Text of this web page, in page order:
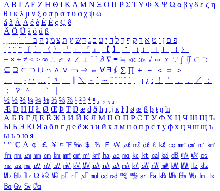
Α Β ΓΔ Ε Ζ Η Θ Ι ΚΛ Μ Ν Ξ Ο Π Ρ Σ ΤΥ Φ Χ Ψ Ω α β γ δ ε ζ η
θ ι κ λ μ ν ξ ο π ρ σ τ υ φ χ ψ ω
á à Á À é è É È ç Ç ê
Ä Ö Ü ä ö ü ß
ִֶֹ ֻּ ׁׂ פ ם ן ו ט א ר ק ף ך ל ח י ע כ ג ד ש ץ ת צ מ נ ה ב
‘ ’ “ ” 〔 〕 〈 〉 「 」 『 』 【 】 ＂ （ ） ［ ］ ｛ ｝
± × ÷ ≠ ≤ ≥ ∞ ∴ ♂ ♀ ∠ ⊥ ⌒ ∂ ∇ ≡ ≒ ≪ ≫ √ ∽ ∝ ∵ ∫ ∬ ∈ ∋
⊆ ⊇ ⊂ ⊃ ∪ ∩ ∧ ∨ ￢ ⇒ ⇔ ∀ ∃ ∮ ∑ ∏ ＋ － ＜ ＝
＞
、
。 · ‥ … ¨ 〃 ― ＼ ∼ ´ ～ ˇ ˘ ˝ ˚ ˙ ¸ ¡ ¿ ː ！ ＇ ， ． ／
：
；
？ ＾ ｀
½ ⅓ ⅔ ¼ ¾ ⅛ ⅜ ⅝ ⅞ ¹ ² ³ ⁴ ⁿ ₁ ₂ ₃ ₄
Æ Ð Ħ Ĳ Ł Ø Œ Þ Ŧ Ŋ æ đ ð ħ ı ĳ ĸ ŀ ł ø œ ß þ ŧ ŋ ŉ
А Б В Г Д Е Ё Ж З И Й К Л М Н О П Р С Т У Ф Х Ц Ч Ш Щ Ъ
Ы Ь Э Ю Я а б в г д е ё ж з и й к л м н о п р с т у ф х ц ч ш щ ъ
ы ь э ю я
′ ″ ℃ Å ￠ ￡ ￥ ¤ ℉ ‰ ＄ ％ Ｆ ￦ ㎕ ㎖ ㎗ ℓ ㎘ ㏄ ㎣ ㎤ ㎥ ㎦
㎙ ㎚ ㎛ ㎜ ㎝ ㎞ ㎟ ㎠ ㎡ ㎢ ㏊ ㎍ ㎎ ㎏ ㏏ ㎈ ㎉ ㏈ ㎧ ㎨ ㎰
㎱ ㎲ ㎳ ㎴ ㎵ ㎶ ㎷ ㎸ ㎹ ㎀ ㎁ ㎂ ㎃ ㎄ ㎺ ㎻ ㎽ ㎾ ㎿ ㎐ ㎑
㎒ ㎓ ㎔ Ω ㏀ ㏁ ㎊ ㎋ ㎌ ㏖ ㏅ ㎭ ㎮ ㎯ ㏛ ㎩ ㎪ ㎫ ㎬ ㏝ ㏐
㏓
㏃ ㏉ ㏜ ㏆